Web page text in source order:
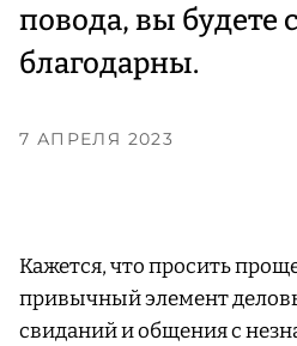
повода, вы будете
благодарны.
7 АПРЕЛЯ 2023
Кажется, что просить
привычный элемент
свиданий и общения с